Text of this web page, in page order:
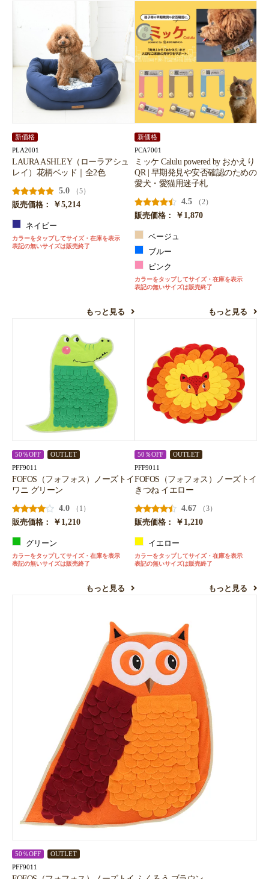
新価格
PLA2001
LAURA ASHLEY（ローラアシュ
レイ）花柄ベッド｜全2色
5.0
（5）
販売価格：
￥5,214
ネイビー
カラーをタップしてサイズ・在庫を表示
表記の無いサイズは販売終了
もっと見る
新価格
PCA7001
ミッケ Calulu powered by おかえり
QR | 早期発見や安否確認のための
愛犬・愛猫用迷子札
4.5
（2）
販売価格：
￥1,870
ベージュ
ブルー
ピンク
カラーをタップしてサイズ・在庫を表示
表記の無いサイズは販売終了
もっと見る
50％OFF OUTLET
PFF9011
FOFOS（フォフォス）ノーズトイ
ワニ グリーン
4.0
（1）
販売価格：
￥1,210
グリーン
カラーをタップしてサイズ・在庫を表示
表記の無いサイズは販売終了
もっと見る
50％OFF OUTLET
PFF9011
FOFOS（フォフォス）ノーズトイ
きつね イエロー
4.67
（3）
販売価格：
￥1,210
イエロー
カラーをタップしてサイズ・在庫を表示
表記の無いサイズは販売終了
もっと見る
50％OFF OUTLET
PFF9011
カートへ進む